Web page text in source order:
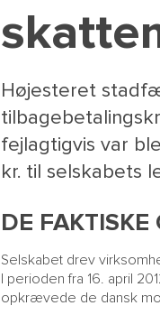
Højesteret
fejlagtigvis var
kr. til selskabets
DE
Selskabet drev
I perioden fra 16. april
opkrævede de dansk